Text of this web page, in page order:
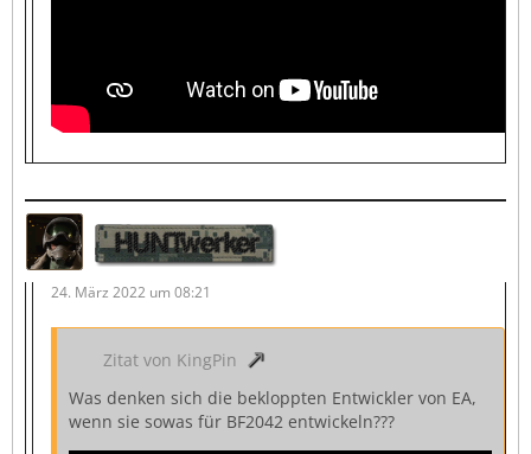
HUNTwerker
24. März 2022 um 08:21
Zitat von KingPin
Was denken sich die bekloppten Entwickler von EA,
wenn sie sowas für BF2042 entwickeln???